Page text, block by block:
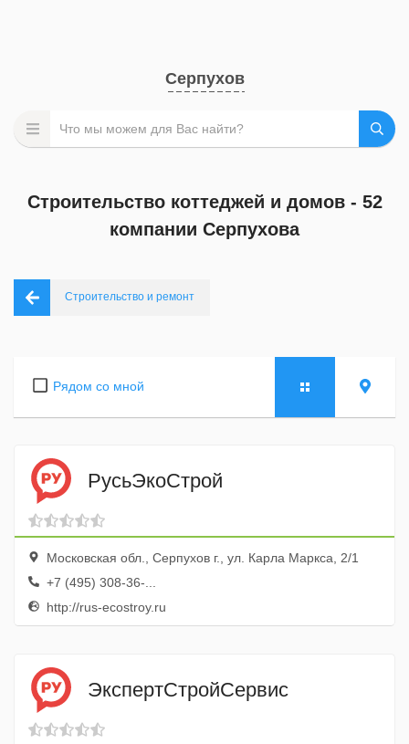
Серпухов
Строительство коттеджей и домов - 52
компании Серпухова
Строительство и ремонт
Рядом со мной
РусьЭкоСтрой
Московская обл., Серпухов г., ул. Карла Маркса, 2/1
+7 (495) 308-36-...
http://rus-ecostroy.ru
ЭкспертСтройСервис